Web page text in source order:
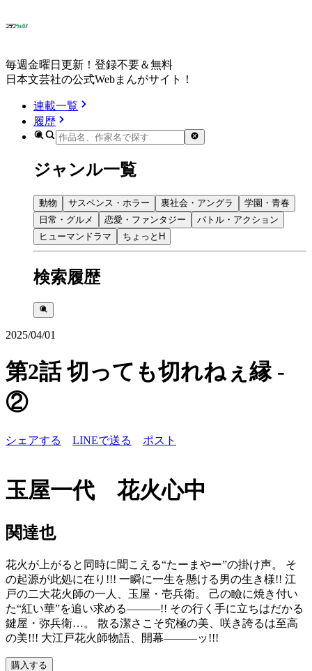
毎週金曜日更新！登録不要＆無料
日本文芸社の公式Webまんがサイト！
連載一覧
履歴
ジャンル一覧
動物 サスペンス・ホラー 裏社会・アングラ
学園・青春
日常・グルメ
恋愛・ファンタジー
バトル・アクション
ヒューマンドラマ
ちょっとH
検索履歴
2025/04/01
第2話 切っても切れねぇ縁 -
②
シェアする LINEで送る ポスト
玉屋一代 花火心中
関達也
花火が上がると同時に聞こえる“たーまやー”の掛け声。 そ
の起源が此処に在り!!! 一瞬に一生を懸ける男の生き様!! 江
戸の二大花火師の一人、玉屋・壱兵衛。 己の瞼に焼き付い
た“紅い華”を追い求める―――!! その行く手に立ちはだかる
鍵屋・弥兵衛…。 散る潔さこそ究極の美、咲き誇るは至高
の美!!! 大江戸花火師物語、開幕―――ッ!!!
購入する